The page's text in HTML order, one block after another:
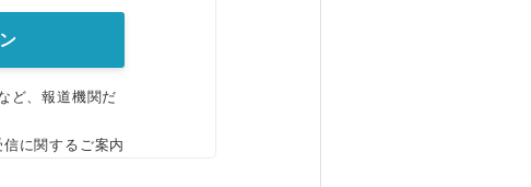
ど、報道機関だ
に関するご案内